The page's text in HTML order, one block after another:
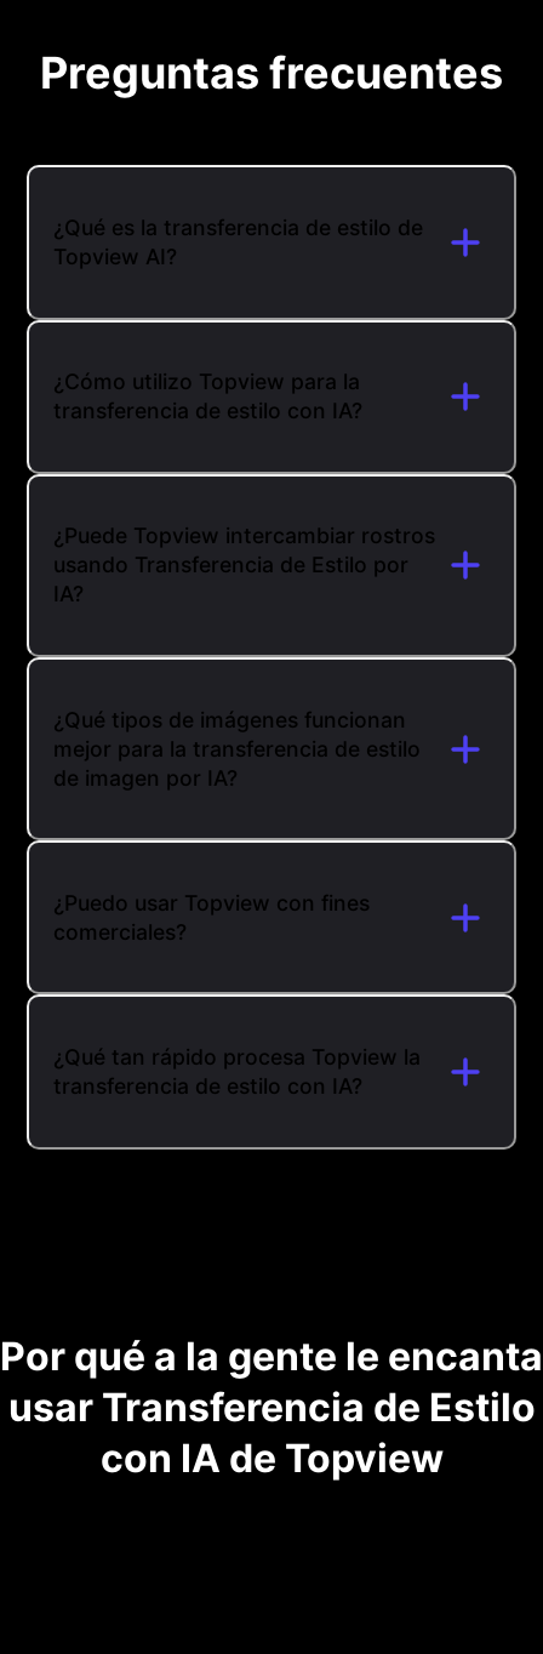
Preguntas frecuentes
¿Qué es la transferencia de estilo de
Topview AI?
¿Cómo utilizo Topview para la
transferencia de estilo con IA?
¿Puede Topview intercambiar rostros
usando Transferencia de Estilo por
IA?
¿Qué tipos de imágenes funcionan
mejor para la transferencia de estilo
de imagen por IA?
¿Puedo usar Topview con fines
comerciales?
¿Qué tan rápido procesa Topview la
transferencia de estilo con IA?
Por qué a la gente le encanta
usar Transferencia de Estilo
con IA de Topview